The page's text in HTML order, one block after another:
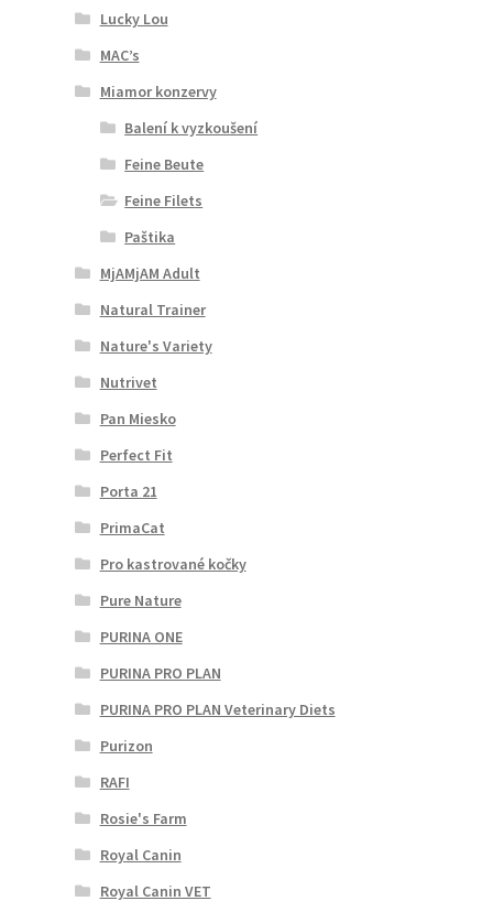
Lucky Lou
MAC’s
Miamor konzervy
Balení k vyzkoušení
Feine Beute
Feine Filets
Paštika
MjAMjAM Adult
Natural Trainer
Nature's Variety
Nutrivet
Pan Miesko
Perfect Fit
Porta 21
PrimaCat
Pro kastrované kočky
Pure Nature
PURINA ONE
PURINA PRO PLAN
PURINA PRO PLAN Veterinary Diets
Purizon
RAFI
Rosie's Farm
Royal Canin
Royal Canin VET